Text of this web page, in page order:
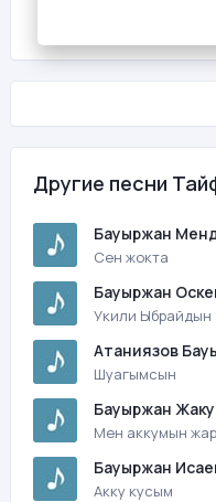
БауырЖАН –
продолжительностью
Другие песни
Бауыржан
Сен жокта
Бауыржан
Укили Ыбрайдын
Атаниязов
Шуагымсын
Бауыржан
Мен аккумын
Бауыржан
Акку кусым